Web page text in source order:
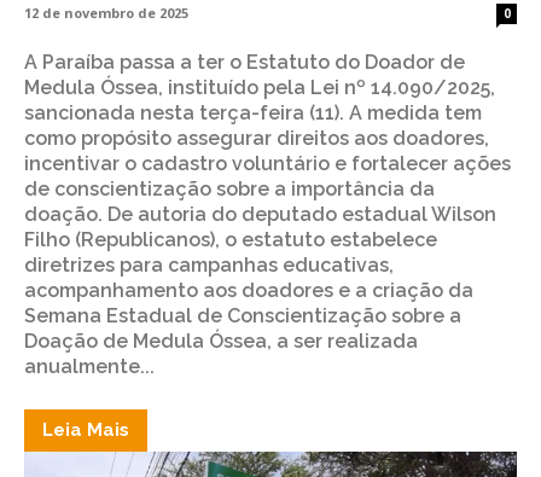
12 de novembro de 2025 0
A Paraíba passa a ter o Estatuto do Doador de
Medula Óssea, instituído pela Lei nº 14.090/2025,
sancionada nesta terça-feira (11). A medida tem
como propósito assegurar direitos aos doadores,
incentivar o cadastro voluntário e fortalecer ações
de conscientização sobre a importância da
doação. De autoria do deputado estadual Wilson
Filho (Republicanos), o estatuto estabelece
diretrizes para campanhas educativas,
acompanhamento aos doadores e a criação da
Semana Estadual de Conscientização sobre a
Doação de Medula Óssea, a ser realizada
anualmente...
Leia Mais